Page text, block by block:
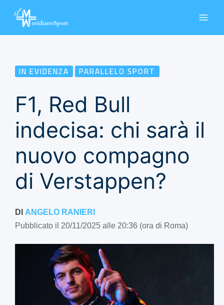
IN EVIDENZA PARALLELO SPORT
F1, Red Bull
indecisa: chi sarà il
nuovo compagno
di Verstappen?
DI ANGELO RANIERI
Pubblicato il 20/11/2025 alle 20:36 (ora di Roma)